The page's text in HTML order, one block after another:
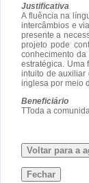
Justificativa
A fluência na
intercâmbios e
presente a
projeto pode
conhecimento
estratégica. Uma
intuito de auxiliar
inglesa por meio
Beneficiário
TToda a
Voltar para a
Fechar